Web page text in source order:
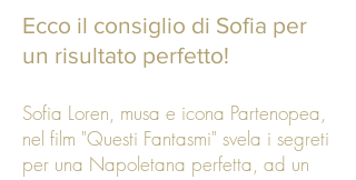
Ecco il consiglio di Sofia per
un risultato perfetto!
Sofia Loren, musa e icona Partenopea,
nel film "Questi Fantasmi" svela i segreti
per una Napoletana perfetta, ad un